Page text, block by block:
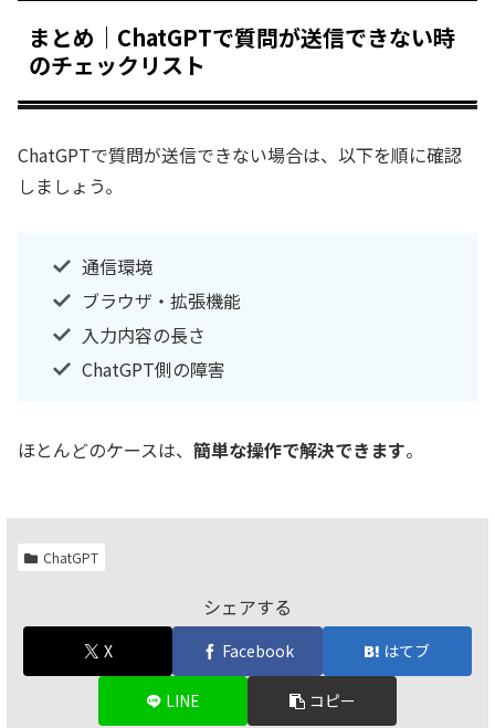
まとめ｜ChatGPTで質問が送信できない時
のチェックリスト
ChatGPTで質問が送信できない場合は、以下を順に確認
しましょう。
通信環境
ブラウザ・拡張機能
入力内容の長さ
ChatGPT側の障害
ほとんどのケースは、 簡単な操作で解決できます。
ChatGPT
シェアする
X Facebook はてブ
LINE コピー